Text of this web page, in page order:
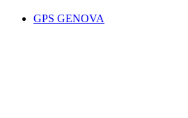
GPS GENOVA